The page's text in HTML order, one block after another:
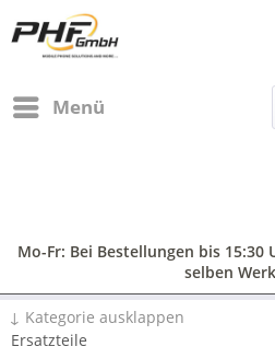
Menü
Mo-Fr: Bei Bestellungen bis
selben
↓ Kategorie ausklappen
Ersatzteile